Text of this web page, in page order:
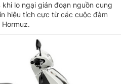
lo ngại gián đoạn nguồn cung
hiệu tích cực từ các cuộc đàm